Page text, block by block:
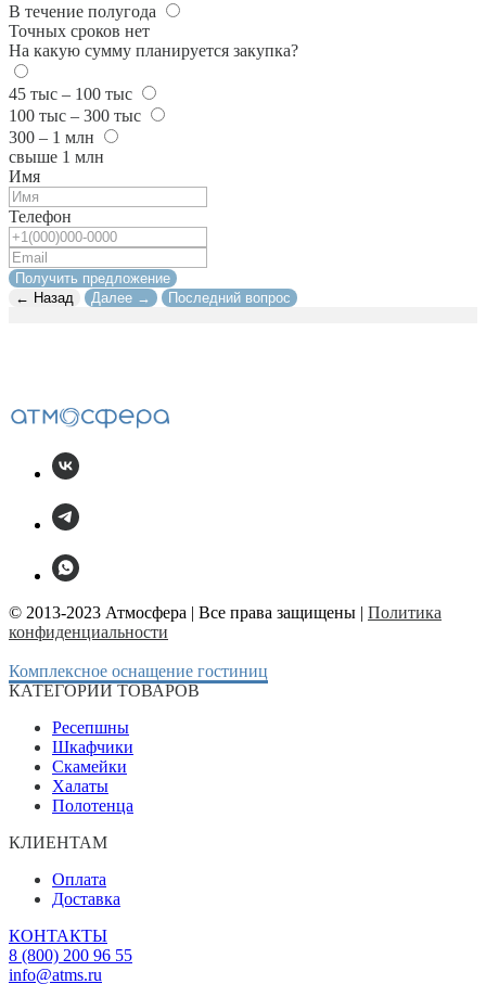
В течение полугода
Точных сроков нет
На какую сумму планируется закупка?
45 тыс – 100 тыс
100 тыс – 300 тыс
300 – 1 млн
свыше 1 млн
Имя
Телефон
Получить предложение
← Назад
Далее → Последний вопрос
© 2013-2023 Атмосфера | Все права защищены | Политика
конфиденциальности
Комплексное оснащение гостиниц
КАТЕГОРИИ ТОВАРОВ
Ресепшны
Шкафчики
Скамейки
Халаты
Полотенца
КЛИЕНТАМ
Оплата
Доставка
КОНТАКТЫ
8 (800) 200 96 55
info@atms.ru